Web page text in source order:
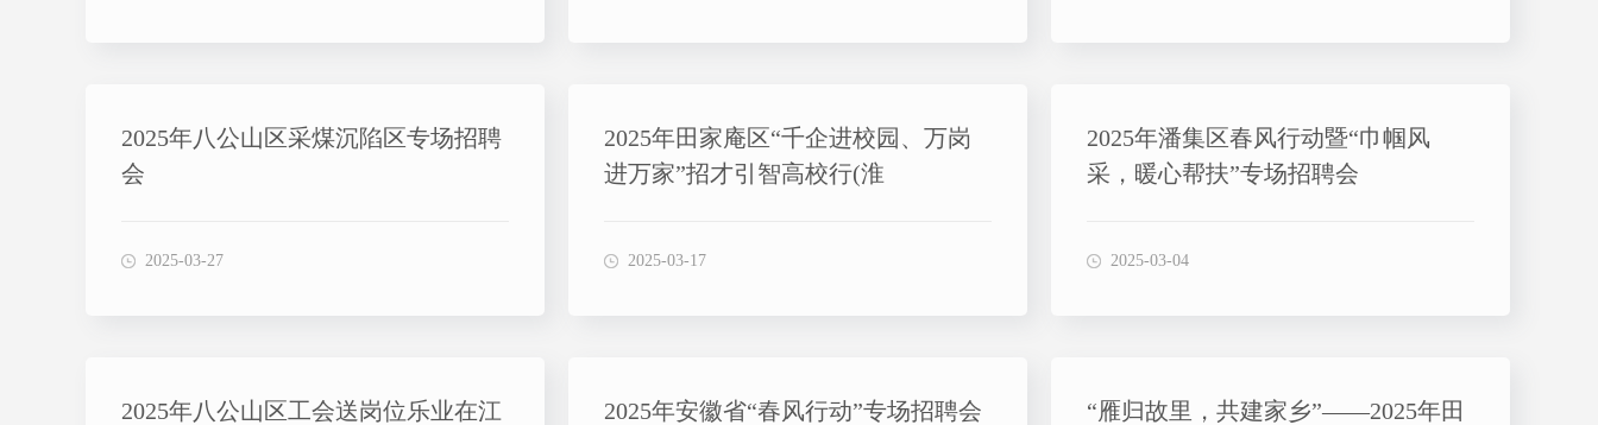
2025年八公山区采煤沉陷区专场招聘
会
2025-03-27
2025年田家庵区“千企进校园、万岗
进万家”招才引智高校行(淮
2025-03-17
2025年潘集区春风行动暨“巾帼风
采，暖心帮扶”专场招聘会
2025-03-04
2025年八公山区工会送岗位乐业在江
2025年安徽省“春风行动”专场招聘会
“雁归故里，共建家乡”——2025年田